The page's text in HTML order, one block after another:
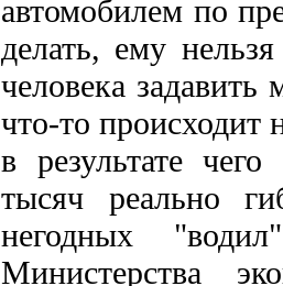
автомобилем по
делать, ему
человека
что-то происходит
в результате
тысяч реально
негодных
Министерства